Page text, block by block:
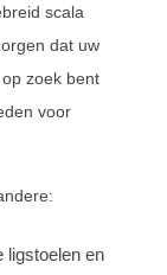
scala
dat uw
zoek bent
voor
ligstoelen en